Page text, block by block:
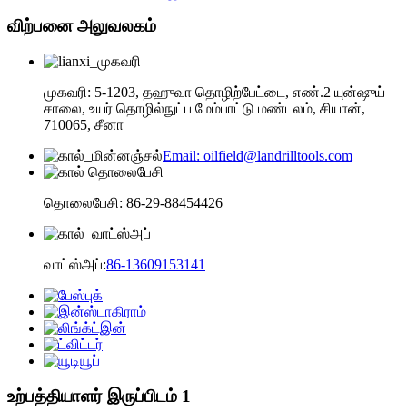
விற்பனை அலுவலகம்
முகவரி: 5-1203, தஹுவா தொழிற்பேட்டை, எண்.2 யுன்ஷுய்
சாலை, உயர் தொழில்நுட்ப மேம்பாட்டு மண்டலம், சியான்,
710065, சீனா
Email: oilfield@landrilltools.com
தொலைபேசி: 86-29-88454426
வாட்ஸ்அப்:86-13609153141
உற்பத்தியாளர் இருப்பிடம் 1